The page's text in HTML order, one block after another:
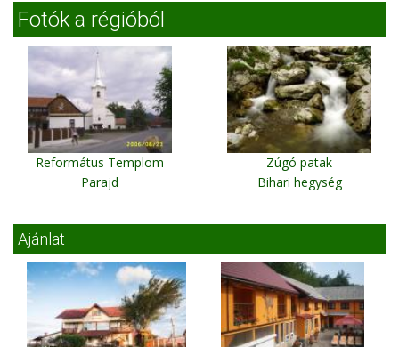
Fotók a régióból
Református Templom
Parajd
Zúgó patak
Bihari hegység
Ajánlat